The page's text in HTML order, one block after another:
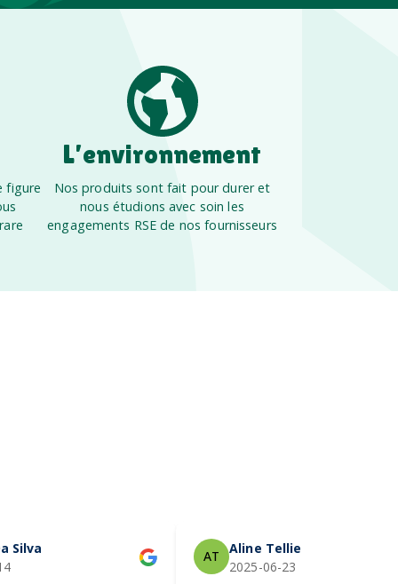
figure
L’environnement
Nos produits sont fait pour durer et
nous étudions avec soin les
engagements RSE de nos fournisseurs
Silva
AT
Aline Tellier
2025-06-23